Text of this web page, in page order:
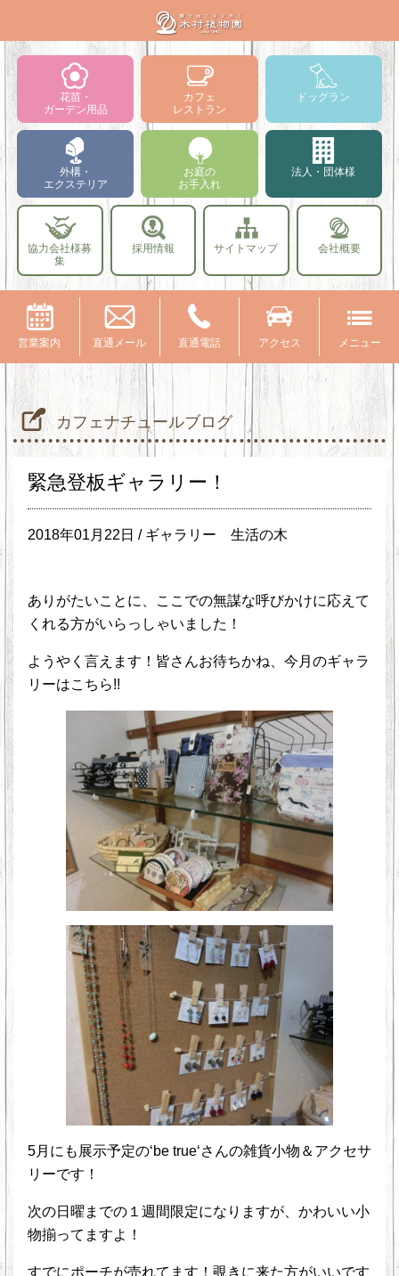
花苗・
ガーデン用品
カフェ
レストラン
ドッグラン
外構・
エクステリア
お庭の
お手入れ
法人・団体様
協力会社様募
集
採用情報 サイトマップ 会社概要
営業案内 直通メール 直通電話 アクセス メニュー
カフェナチュールブログ
緊急登板ギャラリー！
2018年01月22日 / ギャラリー 生活の木
ありがたいことに、ここでの無謀な呼びかけに応えて
くれる方がいらっしゃいました！
ようやく言えます！皆さんお待ちかね、今月のギャラ
リーはこちら!!
5月にも展示予定の‘be true‘さんの雑貨小物＆アクセサ
リーです！
次の日曜までの１週間限定になりますが、かわいい小
物揃ってますよ！
すでにポーチが売れてます！覗きに来た方がいいです